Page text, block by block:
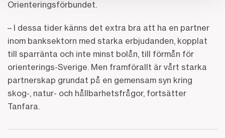
Orienteringsförbundet.
– I dessa tider känns det extra bra att ha en partner
inom banksektorn med starka erbjudanden, kopplat
till sparränta och inte minst bolån, till förmån för
orienterings-Sverige. Men framförallt är vårt starka
partnerskap grundat på en gemensam syn kring
skog-, natur- och hållbarhetsfrågor, fortsätter
Tanfara.